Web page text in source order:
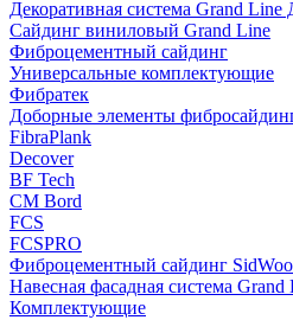
Декоративная система Grand Line
Сайдинг виниловый Grand Line
Фиброцементный сайдинг
Универсальные комплектующие
Фибратек
Доборные элементы
FibraPlank
Decover
BF Tech
CM Bord
FCS
FCSPRO
Фиброцементный сайдинг
Навесная фасадная система Grand
Комплектующие